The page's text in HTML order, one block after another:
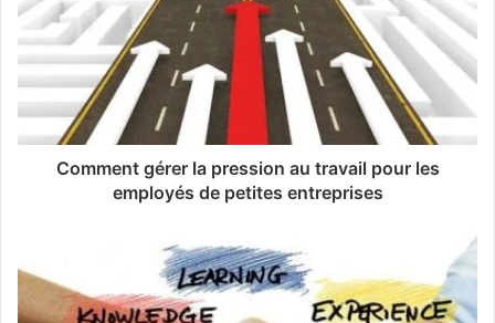
Comment gérer la pression au travail pour les
employés de petites entreprises